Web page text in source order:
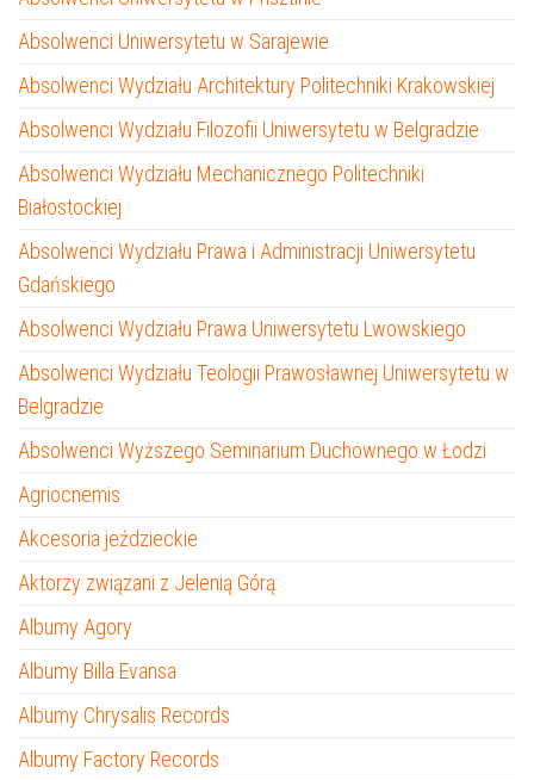
Absolwenci Uniwersytetu w Sarajewie
Absolwenci Wydziału Architektury Politechniki Krakowskiej
Absolwenci Wydziału Filozofii Uniwersytetu w Belgradzie
Absolwenci Wydziału Mechanicznego Politechniki
Białostockiej
Absolwenci Wydziału Prawa i Administracji Uniwersytetu
Gdańskiego
Absolwenci Wydziału Prawa Uniwersytetu Lwowskiego
Absolwenci Wydziału Teologii Prawosławnej Uniwersytetu w
Belgradzie
Absolwenci Wyższego Seminarium Duchownego w Łodzi
Agriocnemis
Akcesoria jeździeckie
Aktorzy związani z Jelenią Górą
Albumy Agory
Albumy Billa Evansa
Albumy Chrysalis Records
Albumy Factory Records